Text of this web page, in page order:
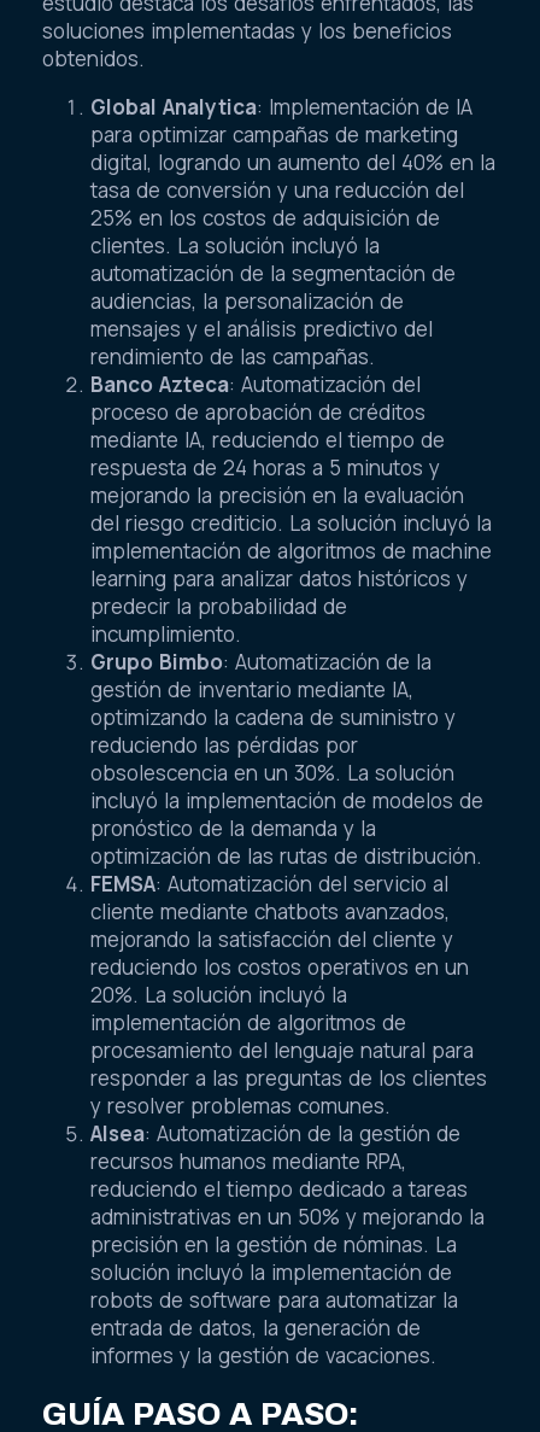
soluciones implementadas y los beneficios
obtenidos.
Global Analytica: Implementación de IA
para optimizar campañas de marketing
digital, logrando un aumento del 40% en la
tasa de conversión y una reducción del
25% en los costos de adquisición de
clientes. La solución incluyó la
automatización de la segmentación de
audiencias, la personalización de
mensajes y el análisis predictivo del
rendimiento de las campañas.
Banco Azteca: Automatización del
proceso de aprobación de créditos
mediante IA, reduciendo el tiempo de
respuesta de 24 horas a 5 minutos y
mejorando la precisión en la evaluación
del riesgo crediticio. La solución incluyó la
implementación de algoritmos de machine
learning para analizar datos históricos y
predecir la probabilidad de
incumplimiento.
Grupo Bimbo: Automatización de la
gestión de inventario mediante IA,
optimizando la cadena de suministro y
reduciendo las pérdidas por
obsolescencia en un 30%. La solución
incluyó la implementación de modelos de
pronóstico de la demanda y la
optimización de las rutas de distribución.
FEMSA: Automatización del servicio al
cliente mediante chatbots avanzados,
mejorando la satisfacción del cliente y
reduciendo los costos operativos en un
20%. La solución incluyó la
implementación de algoritmos de
procesamiento del lenguaje natural para
responder a las preguntas de los clientes
y resolver problemas comunes.
Alsea: Automatización de la gestión de
recursos humanos mediante RPA,
reduciendo el tiempo dedicado a tareas
administrativas en un 50% y mejorando la
precisión en la gestión de nóminas. La
solución incluyó la implementación de
robots de software para automatizar la
entrada de datos, la generación de
informes y la gestión de vacaciones.
GUÍA PASO A PASO: